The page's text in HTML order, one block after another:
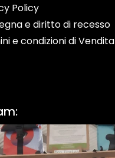
Policy
e diritto di recesso
e condizioni di Vendita